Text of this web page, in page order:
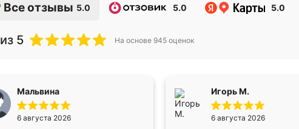
Все отзывы 5.0 5.0 5.0
из 5 На основе 945 оценок
Мальвина
6 августа 2026
Игорь М.
6 августа 2026